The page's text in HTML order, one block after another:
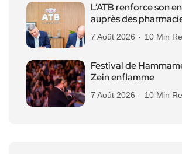
L’ATB renforce son
auprès des
7 Août 2026 10 Min
Festival de
Zein enflamme
7 Août 2026 10 Min